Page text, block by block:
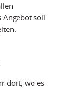
Angebot soll
dort, wo es